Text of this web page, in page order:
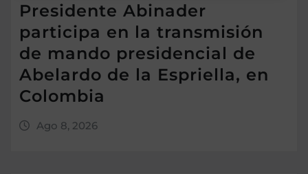
Presidente Abinader
participa en la transmisión
de mando presidencial de
Abelardo de la Espriella, en
Colombia
Ago 8, 2026